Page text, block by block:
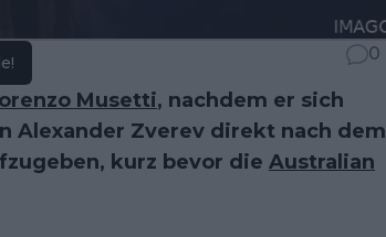
0
Musetti, nachdem er sich
Alexander Zverev direkt nach dem
kurz bevor die Australian